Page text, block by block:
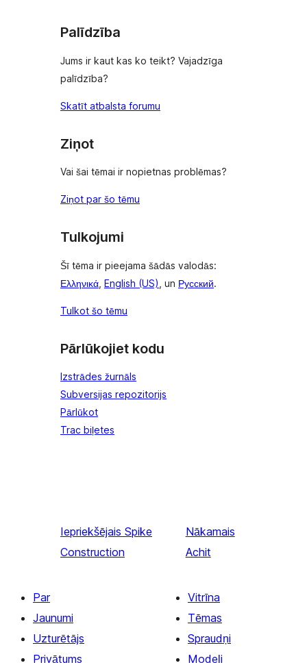
Palīdzība
Jums ir kaut kas ko teikt? Vajadzīga
palīdzība?
Skatīt atbalsta forumu
Ziņot
Vai šai tēmai ir nopietnas problēmas?
Ziņot par šo tēmu
Tulkojumi
Šī tēma ir pieejama šādās valodās:
Ελληνικά English (US) , un Русский.
Tulkot šo tēmu
Pārlūkojiet kodu
Izstrādes žurnāls
Subversijas repozitorijs
Pārlūkot
Trac biļetes
Iepriekšējais Spike
Construction
Nākamais
Achit
Par
Jaunumi
Uzturētājs
Privātums
Vitrīna
Tēmas
Spraudņi
Modeļi